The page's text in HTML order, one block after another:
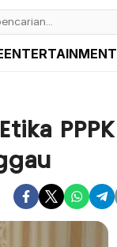
ENTERTAINMENT
PPPK